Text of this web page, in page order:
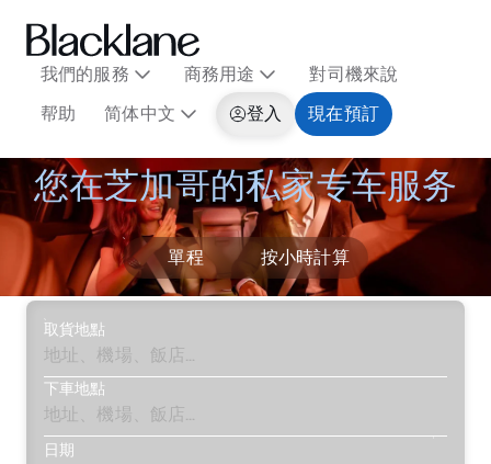
我們的服務 商務用途
對司機來說
帮助
简体中文 登入 現在預訂
您在芝加哥的私家专车服务
單程 按小時計算
取貨地點
下車地點
日期